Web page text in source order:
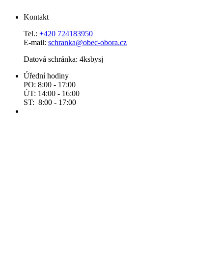
Kontakt
Tel.: +420 724183950
E-mail: schranka@obec-obora.cz
Datová schránka: 4ksbysj
Úřední hodiny
PO: 8:00 - 17:00
ÚT: 14:00 - 16:00
ST: 8:00 - 17:00